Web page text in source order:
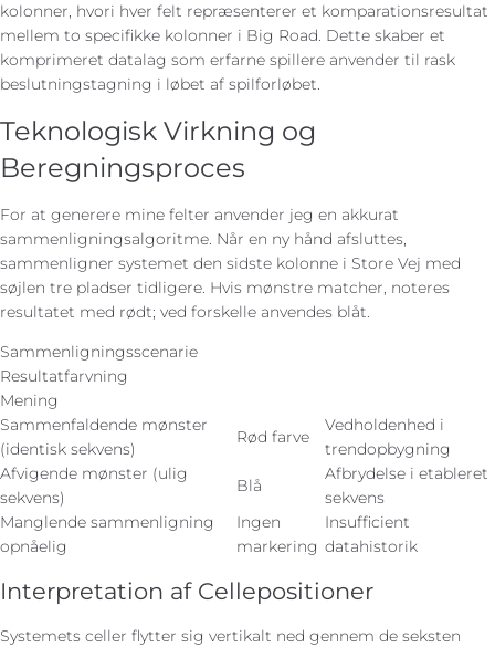
kolonner, hvori hver felt repræsenterer et komparationsresultat
mellem to specifikke kolonner i Big Road. Dette skaber et
komprimeret datalag som erfarne spillere anvender til rask
beslutningstagning i løbet af spilforløbet.
Teknologisk Virkning og
Beregningsproces
For at generere mine felter anvender jeg en akkurat
sammenligningsalgoritme. Når en ny hånd afsluttes,
sammenligner systemet den sidste kolonne i Store Vej med
søjlen tre pladser tidligere. Hvis mønstre matcher, noteres
resultatet med rødt; ved forskelle anvendes blåt.
Sammenligningsscenarie
Resultatfarvning
Mening
Sammenfaldende mønster
(identisk sekvens)
Rød farve
Vedholdenhed i
trendopbygning
Afvigende mønster (ulig
sekvens)
Blå
Afbrydelse i etableret
sekvens
Manglende sammenligning
opnåelig
Ingen
markering
Insufficient
datahistorik
Interpretation af Cellepositioner
Systemets celler flytter sig vertikalt ned gennem de seksten